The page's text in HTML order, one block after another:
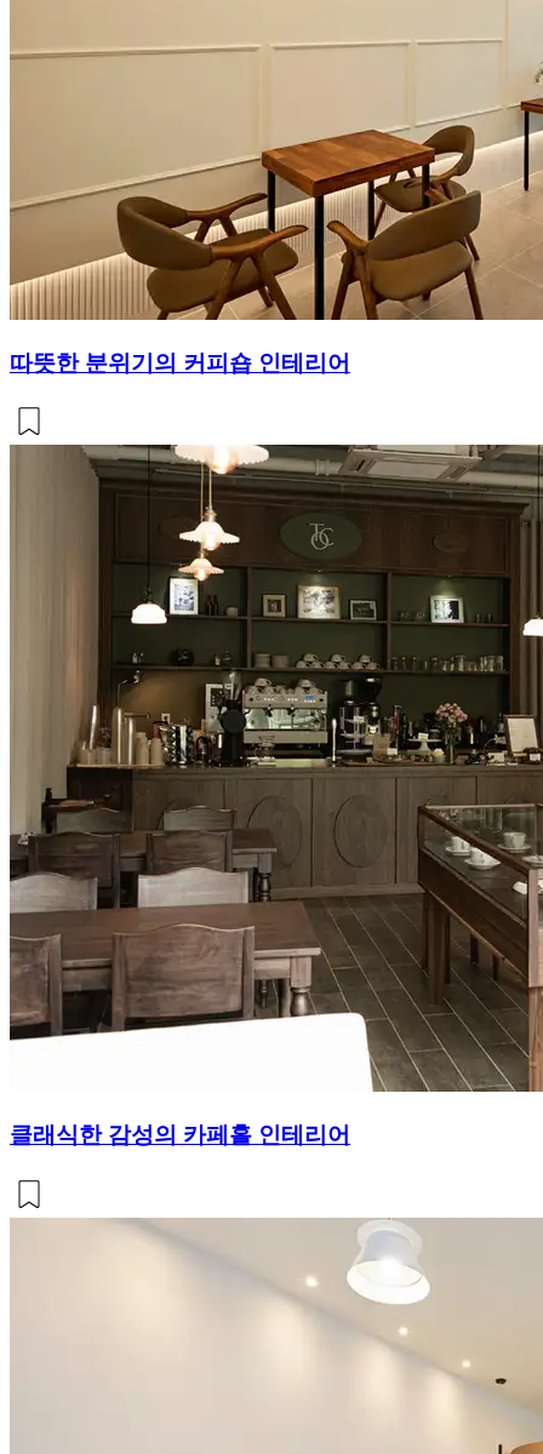
따뜻한 분위기의 커피숍 인테리어
클래식한 감성의 카페홀 인테리어